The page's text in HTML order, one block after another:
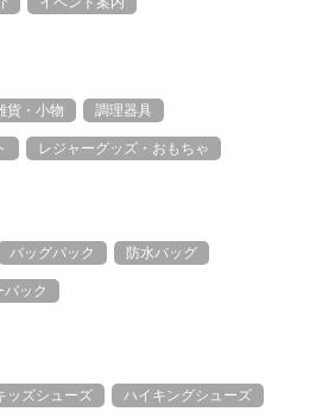
貨・小物 調理器具
レジャーグッズ・おもちゃ
バッグパック 防水バッグ
バック
ッズシューズ ハイキングシューズ